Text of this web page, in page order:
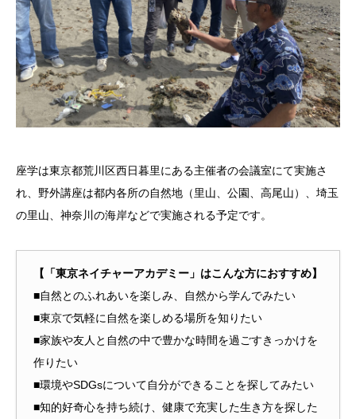
座学は東京都荒川区西日暮里にある主催者の会議室にて実施さ
れ、野外講座は都内各所の自然地（里山、公園、高尾山）、埼玉
の里山、神奈川の海岸などで実施される予定です。
【「東京ネイチャーアカデミー」はこんな方におすすめ】
■自然とのふれあいを楽しみ、自然から学んでみたい
■東京で気軽に自然を楽しめる場所を知りたい
■家族や友人と自然の中で豊かな時間を過ごすきっかけを
作りたい
■環境やSDGsについて自分ができることを探してみたい
■知的好奇心を持ち続け、健康で充実した生き方を探した